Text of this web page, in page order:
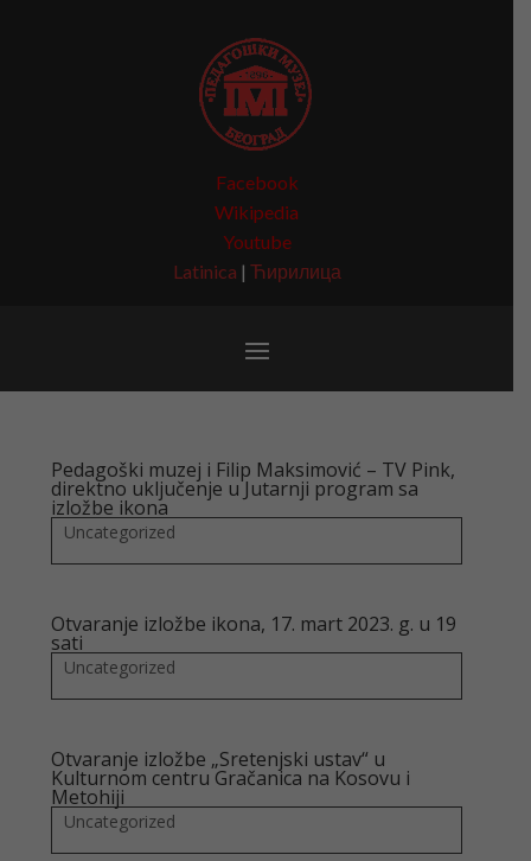
Facebook
Wikipedia
Youtube
Latinica | Ћирилица
Pedagoški muzej i Filip Maksimović – TV Pink,
direktno uključenje u Jutarnji program sa
izložbe ikona
Uncategorized
Otvaranje izložbe ikona, 17. mart 2023. g. u 19
sati
Uncategorized
Otvaranje izložbe „Sretenjski ustav“ u
Kulturnom centru Gračanica na Kosovu i
Metohiji
Uncategorized